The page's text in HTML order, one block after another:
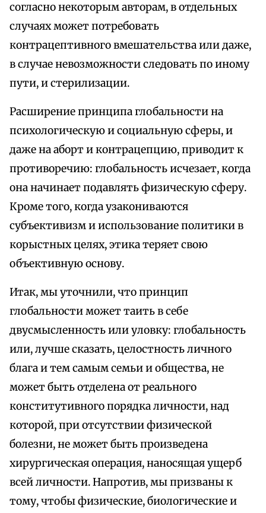
согласно некоторым авторам, в отдельных
случаях может потребовать
контрацептивного вмешательства или даже,
в случае невозможности следовать по иному
пути, и стерилизации.
Расширение принципа глобальности на
психологическую и социальную сферы, и
даже на аборт и контрацепцию, приводит к
противоречию: глобальность исчезает, когда
она начинает подавлять физическую сферу.
Кроме того, когда узакониваются
субъективизм и использование политики в
корыстных целях, этика теряет свою
объективную основу.
Итак, мы уточнили, что принцип
глобальности может таить в себе
двусмысленность или уловку: глобальность
или, лучше сказать, целостность личного
блага и тем самым семьи и общества, не
может быть отделена от реального
конститутивного порядка личности, над
которой, при отсутствии физической
болезни, не может быть произведена
хирургическая операция, наносящая ущерб
всей личности. Напротив, мы призваны к
тому, чтобы физические, биологические и